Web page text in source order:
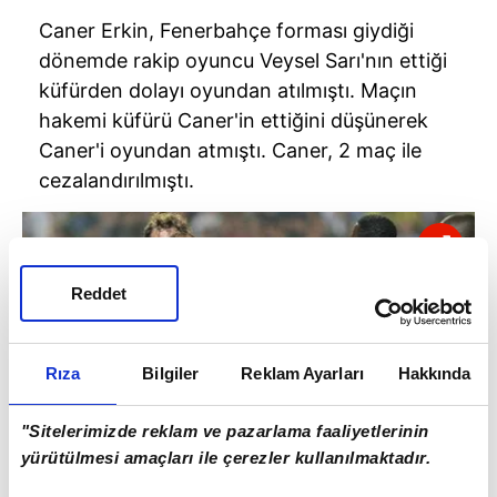
Rıza Bilgiler Reklam Ayarları Hakkında
"Sitelerimizde reklam ve pazarlama faaliyetlerinin
yürütülmesi amaçları ile çerezler kullanılmaktadır.
Reddet
Caner Erkin, Fenerbahçe forması giydiği
dönemde rakip oyuncu Veysel Sarı'nın ettiği
küfürden dolayı oyundan atılmıştı. Maçın
hakemi küfürü Caner'in ettiğini düşünerek
Caner'i oyundan atmıştı. Caner, 2 maç ile
cezalandırılmıştı.
Galatasaraylı Engin Baytar, Cüneyt Çakır'ın